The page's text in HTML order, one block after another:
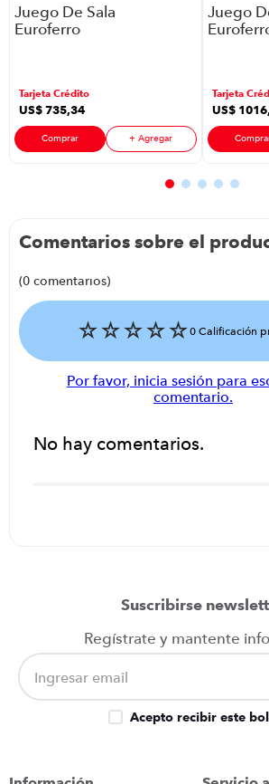
Juego De Sala
Euroferro
Tarjeta Crédito
US$735,34
Comprar + Agregar
Juego
Tarjeta
US$ 1016
Comentarios sobre el
☆☆☆☆☆0 Calificación
(0 comentarios)
Por favor, inicia sesión para
comentario.
No hay comentarios.
Suscribirse
Regístrate y mantente
Acepto recibir este